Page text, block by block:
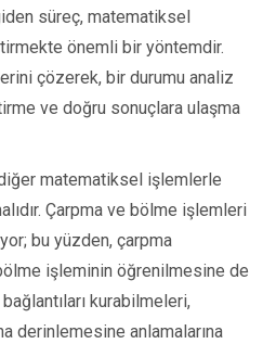
süreç, matematiksel
önemli bir yöntemdir.
çözerek, bir durumu analiz
ve doğru sonuçlara ulaşma
matematiksel işlemlerle
Çarpma ve bölme işlemleri
bu yüzden, çarpma
işleminin öğrenilmesine de
kurabilmeleri,
derinlemesine anlamalarına